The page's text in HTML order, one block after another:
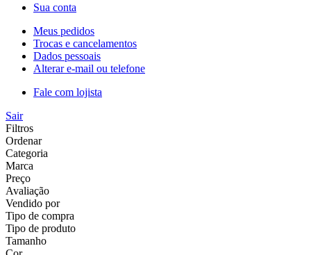
Sua conta
Meus pedidos
Trocas e cancelamentos
Dados pessoais
Alterar e-mail ou telefone
Fale com lojista
Sair
Filtros
Ordenar
Categoria
Marca
Preço
Avaliação
Vendido por
Tipo de compra
Tipo de produto
Tamanho